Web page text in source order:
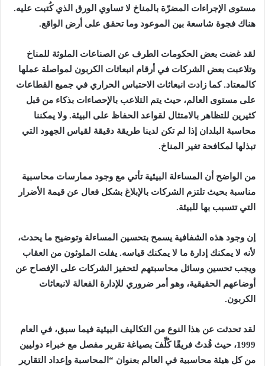
مستوى الإجراءات المضرّة بالمناخ لا تساوي الورق الذي كُتبت عليه.
هناك فجوة شاسعة بين الموعود وما تحقق على أرض الواقع.
لقد غضت بعض الحكومات الطرف عن الصناعات الملوثة للمناخ
وتلاعبت بعض الشركات في أرقام انبعاثات الكربون لمواصلة عملها
كالمعتاد. كما زادت انبعاثات الاحتباس الحراري في جميع القطاعات
على مستوى العالم، حيث يتم التلاعب بالإحصاءات بذكاء من قبل
كثيرين للتظاهر بالامتثال لقواعد الحفاظ على البيئة. ولا يمكننا
محاسبة البلدان إذا لم تكن لدينا طريقة دقيقة لقياس الجهود التي
تبذلها لمكافحة تغير المناخ.
من الواضح أن المساءلة البيئية تأتي مع وجود ممارسات محاسبية
مناسبة بحيث تلتزم الشركات بالإبلاغ بشكل فعال عن قيمة الأضرار
التي تتسبب بها للبيئة.
إن وجود هذه الشفافية يسمح بتحسين المساءلة وتوضيح ما يحدث،
لأنه لا يمكنك إدارة ما لا يمكنك قياسه. يفلت الملوثون من العقاب
ويجب تحسين وسائل محاسبتهم لتحفيز الشركات على الإفصاح عن
أوضاعهم الحقيقية، وهو أمر ضروري للإدارة الفعالة لانبعاثات
الكربون.
لقد تحدثت عن هذا النوع من التكاليف البيئية فيما سبق، في العام
1999، حيث قُدتُ فريقًا كُلِّفَ بصياغة تقرير مفصل مع خبراء دوليين
من كل هيئة محاسبية في العالم بعنوان “المحاسبة وإعداد التقارير